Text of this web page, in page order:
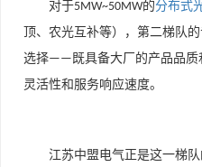
对于5MW~50MW的分布式
顶、农光互补等），第二梯队
选择—— 既具备大厂的产品品
灵活性和服务响应速度。
江苏中盟电气正是这一梯队